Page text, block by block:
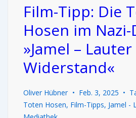
Film-Tipp: Die
Hosen im
»Jamel – Lauter
Widerstand«
Oliver Hübner Feb. 3, 2025
Toten Hosen, Film-Tipps, Jamel -